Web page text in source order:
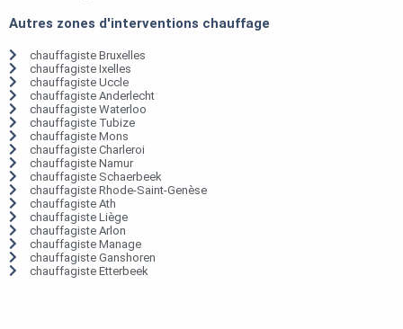
Autres zones d'interventions chauffage
chauffagiste Bruxelles
chauffagiste Ixelles
chauffagiste Uccle
chauffagiste Anderlecht
chauffagiste Waterloo
chauffagiste Tubize
chauffagiste Mons
chauffagiste Charleroi
chauffagiste Namur
chauffagiste Schaerbeek
chauffagiste Rhode-Saint-Genèse
chauffagiste Ath
chauffagiste Liège
chauffagiste Arlon
chauffagiste Manage
chauffagiste Ganshoren
chauffagiste Etterbeek